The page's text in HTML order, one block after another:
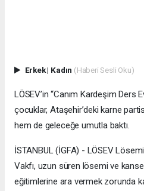
Erkek| Kadın (Haberi Sesli Oku)
LÖSEV’in “Canım Kardeşim Ders
çocuklar, Ataşehir’deki karne
hem de geleceğe umutla baktı.
İSTANBUL (İGFA) - LÖSEV
Vakfı, uzun süren lösemi ve
eğitimlerine ara vermek zorunda